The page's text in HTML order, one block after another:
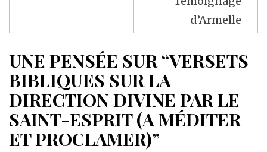
d’Armelle
UNE PENSÉE SUR “VERSETS
BIBLIQUES SUR LA
DIRECTION DIVINE PAR LE
SAINT-ESPRIT (A MÉDITER
ET PROCLAMER)”